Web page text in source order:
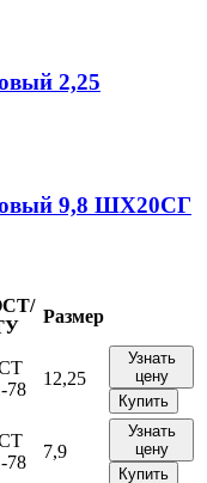
2,25
9,8 ШХ20СГ
Размер
78
12,25
Узнать
цену
Купить
78
7,9
Узнать
цену
Купить